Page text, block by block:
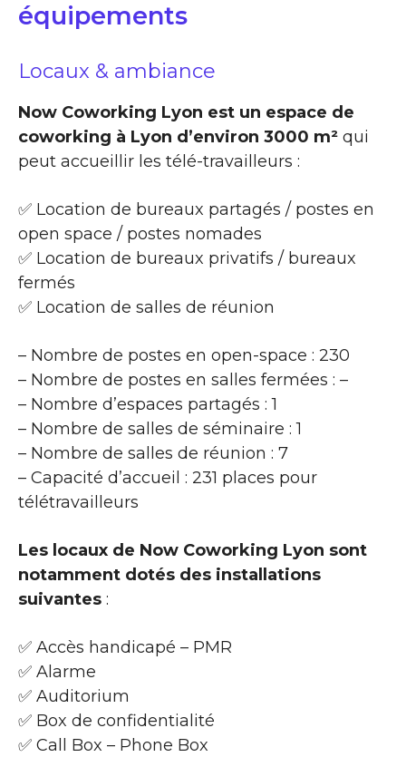
équipements
Locaux & ambiance
Now Coworking Lyon est un espace de
coworking à Lyon d’environ 3000 m² qui
peut accueillir les télé-travailleurs :
✅ Location de bureaux partagés / postes en
open space / postes nomades
✅ Location de bureaux privatifs / bureaux
fermés
✅ Location de salles de réunion
– Nombre de postes en open-space : 230
– Nombre de postes en salles fermées : –
– Nombre d’espaces partagés : 1
– Nombre de salles de séminaire : 1
– Nombre de salles de réunion : 7
– Capacité d’accueil : 231 places pour
télétravailleurs
Les locaux de Now Coworking Lyon sont
notamment dotés des installations
suivantes :
✅ Accès handicapé – PMR
✅ Alarme
✅ Auditorium
✅ Box de confidentialité
✅ Call Box – Phone Box